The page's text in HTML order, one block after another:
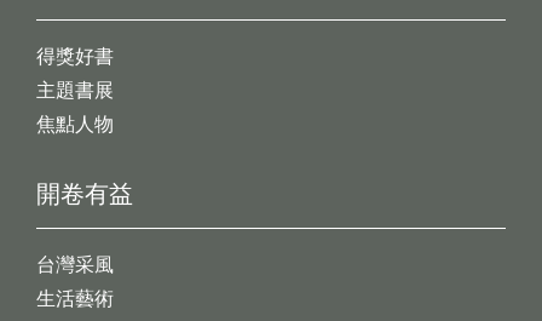
開卷有益
台灣采風
生活藝術
得獎好書
主題書展
焦點人物